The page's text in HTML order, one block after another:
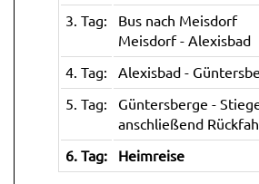
3. Tag:
Bus nach Meisdorf
Meisdorf - Alexisbad
4. Tag:
Alexisbad -
5. Tag:
Güntersberge -
anschließend
6. Tag:
Heimreise